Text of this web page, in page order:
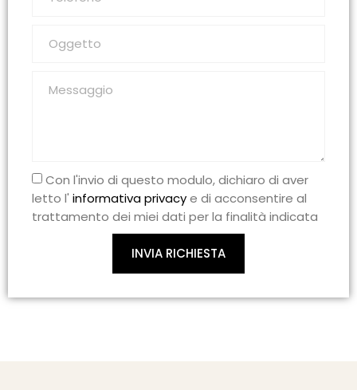
Con l'invio di questo modulo, dichiaro di aver
letto l' informativa privacye di acconsentire al
trattamento dei miei dati per la finalità indicata
INVIA RICHIESTA